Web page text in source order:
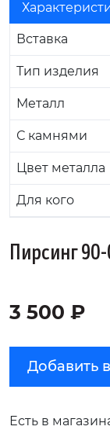
Вставка
Тип изделия
Металл
С камнями
Цвет металла
Для кого
Пирсинг
3 500 ₽
Добавить
Есть в